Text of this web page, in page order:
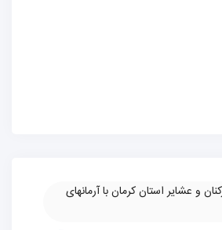
و عشایر استان کرمان با آرمانهای